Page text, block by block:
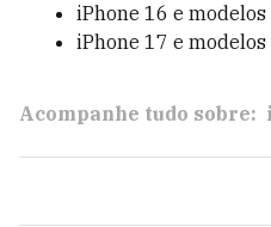
iPhone 16 e
iPhone 17 e
Acompanhe tudo sobre: